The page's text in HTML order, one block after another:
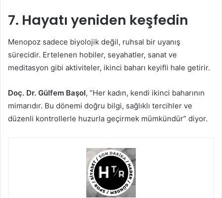
7. Hayatı yeniden keşfedin
Menopoz sadece biyolojik değil, ruhsal bir uyanış
sürecidir. Ertelenen hobiler, seyahatler, sanat ve
meditasyon gibi aktiviteler, ikinci baharı keyifli hale getirir.
Doç. Dr. Gülfem Başol, “Her kadın, kendi ikinci baharının
mimarıdır. Bu dönemi doğru bilgi, sağlıklı tercihler ve
düzenli kontrollerle huzurla geçirmek mümkündür” diyor.